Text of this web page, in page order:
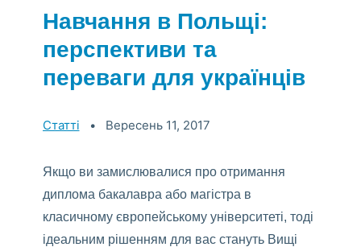
Навчання в Польщі:
перспективи та
переваги для українців
>Categories:
Статті Вересень 11, 2017
Якщо ви замислювалися про отримання
диплома бакалавра або магістра в
класичному європейському університеті, тоді
ідеальним рішенням для вас стануть Вищі